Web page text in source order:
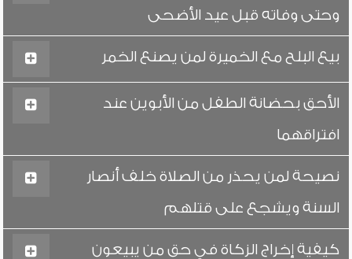
وحتى وفاته قبل عيد الأضحى
بيع البلح مع الخميرة لمن يصنع الخمر
الأحق بحضانة الطفل من الأبوين عند
افتراقهما
نصيحة لمن يحذر من الصلاة خلف أنصار
السنة ويشجع على قتلهم
كيفية إخراج الزكاة في حق من يبيعون